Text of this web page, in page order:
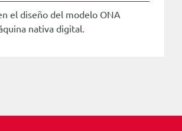
el diseño del modelo ONA
nativa digital.